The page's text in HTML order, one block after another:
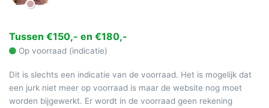
Tussen €150,- en €180,-
Op voorraad (indicatie)
Dit is slechts een indicatie van de voorraad. Het is mogelijk dat
een jurk niet meer op voorraad is maar de website nog moet
worden bijgewerkt. Er wordt in de voorraad geen rekening